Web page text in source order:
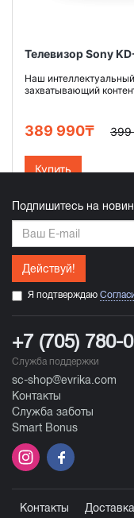
Телевизор Sony
Наш
захватывающий
389 990₸ 399
Купить
Подпишитесь на
Действуй!
Я подтверждаю
+7 (705) 780-
Служба поддержки
sc-shop@evrika.com
Контакты
Служба заботы
Smart Bonus
Контакты Доставка